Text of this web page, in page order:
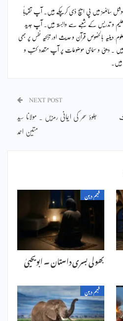
سوشل سائنسز میں پی ایچ ڈی کرچکے ہیں۔ آپ تقریباً
و تدریس کے شعبے سے وابستہ ہیں۔ آپ جدید
دینیہ بالخصوص قرآن و حدیث اور تزکیہ نفس پر بھی
ہیں ۔ دینی و سماجی موضوعات پر آپ متعدد کتب و
NEXT POST
جلوۂ سحر کی ایمانی رمزیں ۔ مولانا سید
متین احمد
فہم دین
بھولی بسری داستان ۔ ابویحییٰ
فہم دین